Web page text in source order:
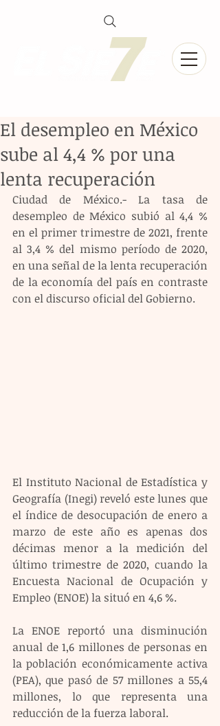
El desempleo en México
sube al 4,4 % por una
lenta recuperación
Ciudad de México.- La tasa de
desempleo de México subió al 4,4 %
en el primer trimestre de 2021, frente
al 3,4 % del mismo período de 2020,
en una señal de la lenta recuperación
de la economía del país en contraste
con el discurso oficial del Gobierno.
El Instituto Nacional de Estadística y
Geografía (Inegi) reveló este lunes que
el índice de desocupación de enero a
marzo de este año es apenas dos
décimas menor a la medición del
último trimestre de 2020, cuando la
Encuesta Nacional de Ocupación y
Empleo (ENOE) la situó en 4,6 %.
La ENOE reportó una disminución
anual de 1,6 millones de personas en
la población económicamente activa
(PEA), que pasó de 57 millones a 55,4
millones, lo que representa una
reducción de la fuerza laboral.